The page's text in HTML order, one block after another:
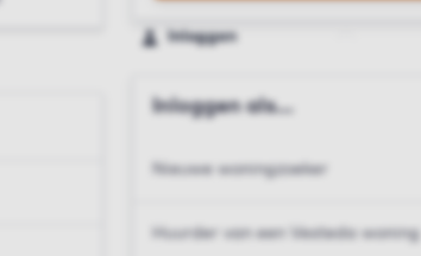
Inloggen
Inloggen als...
Nieuwe woningzoeker
Huurder van een Vesteda woning